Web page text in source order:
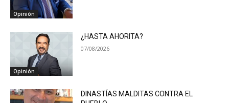
Opinión
Opinión
¿HASTA AHORITA?
07/08/2026
DINASTÍAS MALDITAS CONTRA EL